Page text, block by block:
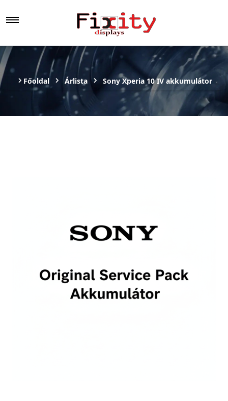
Főoldal Árlista Sony Xperia 10 IV akkumulátor